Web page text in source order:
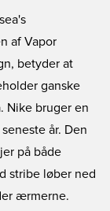
af Vapor
betyder at
ganske
Nike bruger en
år. Den
på både
stribe løber ned
ærmerne.